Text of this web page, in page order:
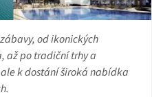
od ikonických
až po tradiční trhy a
k dostání široká nabídka